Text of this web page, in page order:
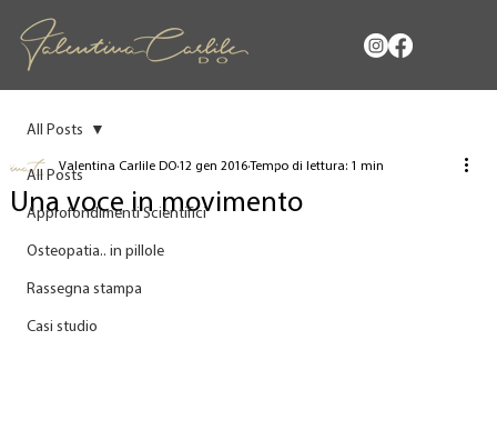
All Posts
Approfondimenti Scientifici
Osteopatia.. in pillole
Rassegna stampa
Casi studio
All Posts
Una voce in movimento
Valentina Carlile DO12 gen 2016Tempo di lettura: 1 min